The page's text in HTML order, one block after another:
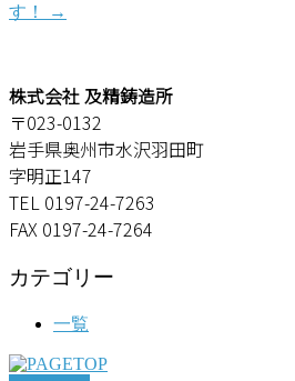
す！
→
株式会社 及精鋳造所
〒023-0132
岩手県奥州市水沢羽田町
字明正147
TEL 0197-24-7263
FAX 0197-24-7264
カテゴリー
一覧